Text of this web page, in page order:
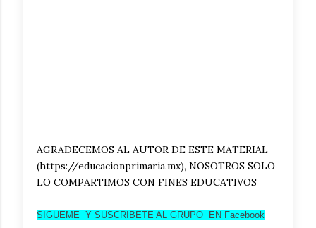
AGRADECEMOS AL AUTOR DE ESTE MATERIAL
(https://educacionprimaria.mx), NOSOTROS SOLO
LO COMPARTIMOS CON FINES EDUCATIVOS
SIGUEME Y SUSCRIBETE AL GRUPO EN Facebook